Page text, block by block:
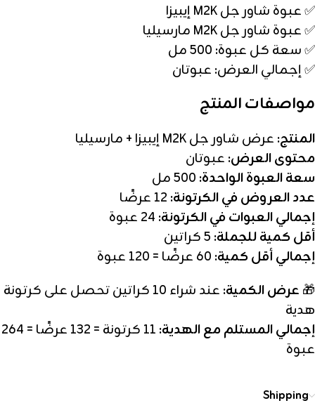
✅ عبوة شاور جل M2K إيبيزا
✅ عبوة شاور جل M2K مارسيليا
✅ سعة كل عبوة: 500 مل
✅ إجمالي العرض: عبوتان
مواصفات المنتج
المنتج: عرض شاور جل M2K إيبيزا + مارسيليا
محتوى العرض: عبوتان
سعة العبوة الواحدة:
عدد العروض في الكرتونة:
إجمالي العبوات في الكرتونة:
أقل كمية للجملة:
إجمالي أقل كمية:
🎁 عرض الكمية:
عند شراء 10 كراتين تحصل على كرتونة
هدية
إجمالي المستلم مع الهدية:
11 كرتونة = 132 عرضًا = 264
عبوة
Shipping